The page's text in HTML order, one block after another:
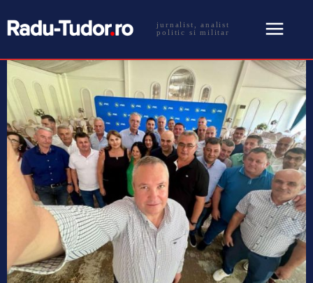
jurnalist, analist
politic si militar